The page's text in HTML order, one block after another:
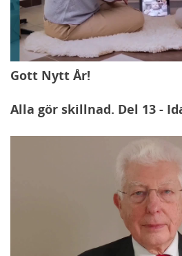
Gott Nytt År!
Alla gör skillnad. Del 13 -